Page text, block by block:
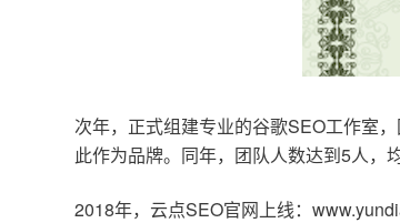
次年，正式组建专业的谷歌SEO工作室
此作为品牌。同年，团队人数达到5人，
2018年，云点SEO官网上线：